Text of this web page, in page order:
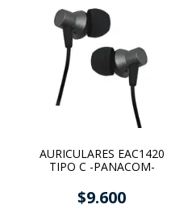
AURICULARES EAC1420
TIPO C -PANACOM-
$9.600